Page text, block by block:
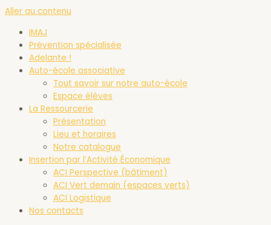
Aller au contenu
IMAJ
Prévention spécialisée
Adelante !
Auto-école associative
Tout savoir sur notre auto-école
Espace élèves
La Ressourcerie
Présentation
Lieu et horaires
Notre catalogue
Insertion par l’Activité Économique
ACI Perspective (bâtiment)
ACI Vert demain (espaces verts)
ACI Logistique
Nos contacts